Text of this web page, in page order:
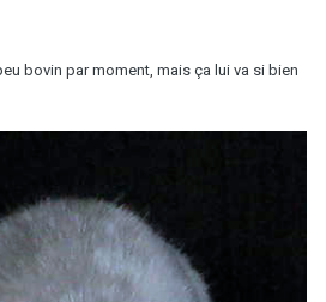
bovin par moment, mais ça lui va si bien